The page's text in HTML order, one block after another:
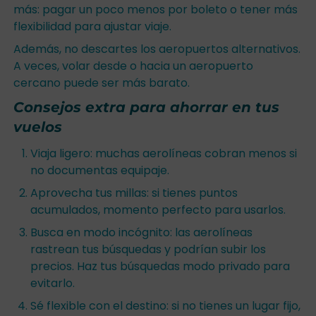
más: pagar un poco menos por boleto o tener más
flexibilidad para ajustar viaje.
Además, no descartes los aeropuertos alternativos.
A veces, volar desde o hacia un aeropuerto
cercano puede ser más barato.
Consejos extra para ahorrar en tus
vuelos
Viaja ligero: muchas aerolíneas cobran menos si
no documentas equipaje.
Aprovecha tus millas: si tienes puntos
acumulados, momento perfecto para usarlos.
Busca en modo incógnito: las aerolíneas
rastrean tus búsquedas y podrían subir los
precios. Haz tus búsquedas modo privado para
evitarlo.
Sé flexible con el destino: si no tienes un lugar fijo,